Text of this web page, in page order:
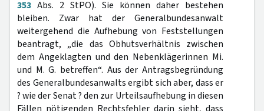
353 Abs. 2 StPO). Sie können daher bestehen
bleiben. Zwar hat der Generalbundesanwalt
weitergehend die Aufhebung von Feststellungen
beantragt, „die das Obhutsverhältnis zwischen
dem Angeklagten und den Nebenklägerinnen Mi.
und M. G. betreffen“. Aus der Antragsbegründung
des Generalbundesanwalts ergibt sich aber, dass er
? wie der Senat ? den zur Urteilsaufhebung in diesen